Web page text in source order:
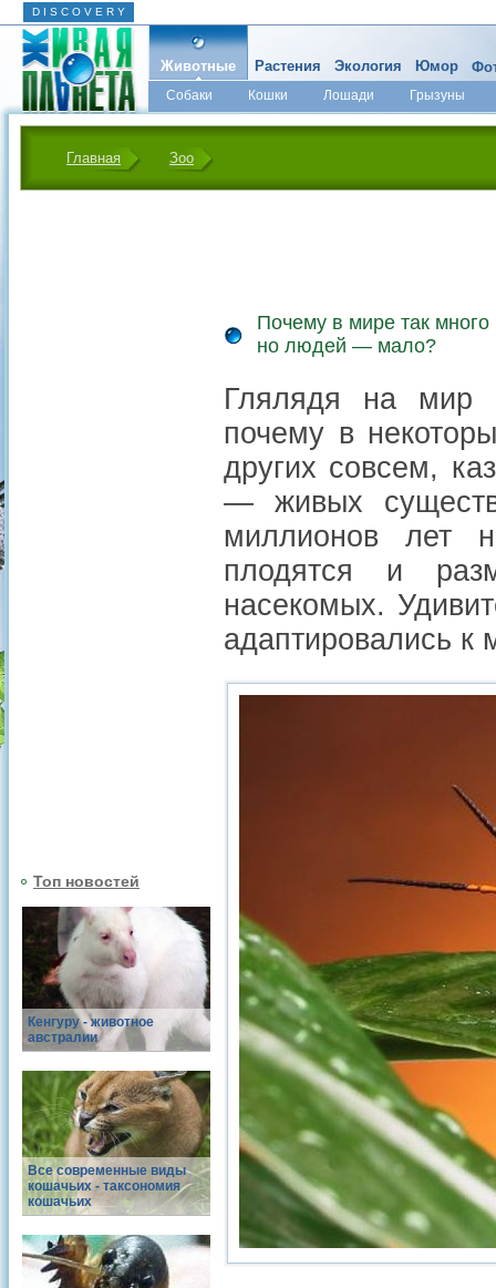
D I S C O V E R Y
Животные
Собаки Кошки Лошади
Грызуны
Микромир
Растения Экология Юмор
Главная Зоо
Топ новостей
Кенгуру - животное
австралии
Все современные виды
кошачьих - таксономия
кошачьих
Почему в мире так
но людей — мало?
Глялядя на мир
почему в
других совсем,
— живых
миллионов лет
плодятся и
насекомых.
адаптировались к